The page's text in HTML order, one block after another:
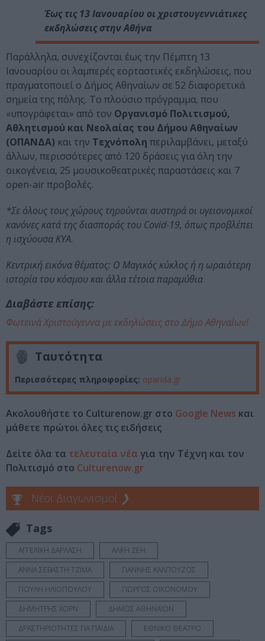
Έως τις 13 Ιανουαρίου οι χριστουγεννιάτικες
εκδηλώσεις στην Αθήνα
Παράλληλα, συνεχίζονται έως την Πέμπτη 13
Ιανουαρίου οι λαμπερές εορταστικές εκδηλώσεις, που
πραγματοποιεί ο Δήμος Αθηναίων σε 52 διαφορετικά
σημεία της πόλης. Το πλούσιο πρόγραμμα, που
«υπογράφεται» από τον Οργανισμό Πολιτισμού,
Αθλητισμού και Νεολαίας του Δήμου Αθηναίων
(ΟΠΑΝΔΑ) και την Τεχνόπολη περιλαμβάνει, μεταξύ
άλλων, περισσότερες από 120 δράσεις για όλη την
οικογένεια, 25 μουσικοθεατρικές παραστάσεις και 7
open-air προβολές.
*Σε όλους τους χώρους τηρούνται αυστηρά οι υγειονομικοί
κανόνες κατά της διασποράς του Covid-19, όπως προβλέπει
η ισχύουσα ΚΥΑ.
Κεντρική εικόνα θέματος: Ο Μαγικός κύκλος ή η ωραιότερη
ιστορία του κόσμου και άλλα τέτοια παραμύθια
Διαβάστε επίσης:
Φωτεινά Χριστούγεννα με εκδηλώσεις στο Δήμο Αθηναίων!
Ταυτότητα
Περισσότερες πληροφορίες: opanda.gr
Ακολουθήστε το Culturenow.gr στο Google News και
μάθετε πρώτοι όλες τις ειδήσεις
Δείτε όλα τα τελευταία νέα για την Τέχνη και τον
Πολιτισμό στο Culturenow.gr
Νέοι Διαγωνισμοί ❯
Tags
ΑΓΓΕΛΙΚΗ ΔΑΡΛΑΣΗ
ΑΛΚΗ ΖΕΗ
ΑΝΝΑ ΣΕΒΑΣΤΗ ΤΖΙΜΑ
ΓΙΑΝΝΗΣ ΚΑΛΠΟΥΖΟΣ
ΓΙΟΥΛΗ ΗΛΙΟΠΟΥΛΟΥ
ΓΙΩΡΓΟΣ ΟΙΚΟΝΟΜΟΥ
ΔΗΜΗΤΡΗΣ ΧΟΡΝ
ΔΗΜΟΣ ΑΘΗΝΑΙΩΝ
ΔΡΑΣΤΗΡΙΟΤΗΤΕΣ ΓΙΑ ΠΑΙΔΙΑ
ΕΘΝΙΚΟ ΘΕΑΤΡΟ